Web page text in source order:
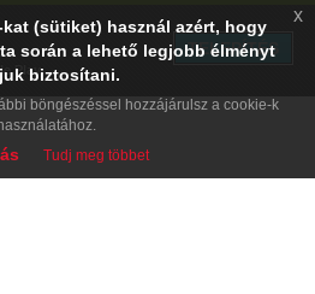
(sütiket) használ azért, hogy
során a lehető legjobb élményt
biztosítani.
böngészéssel hozzájárulsz a cookie-k
használatához.
Tudj meg többet
x
Play
TELEPÍTÉS